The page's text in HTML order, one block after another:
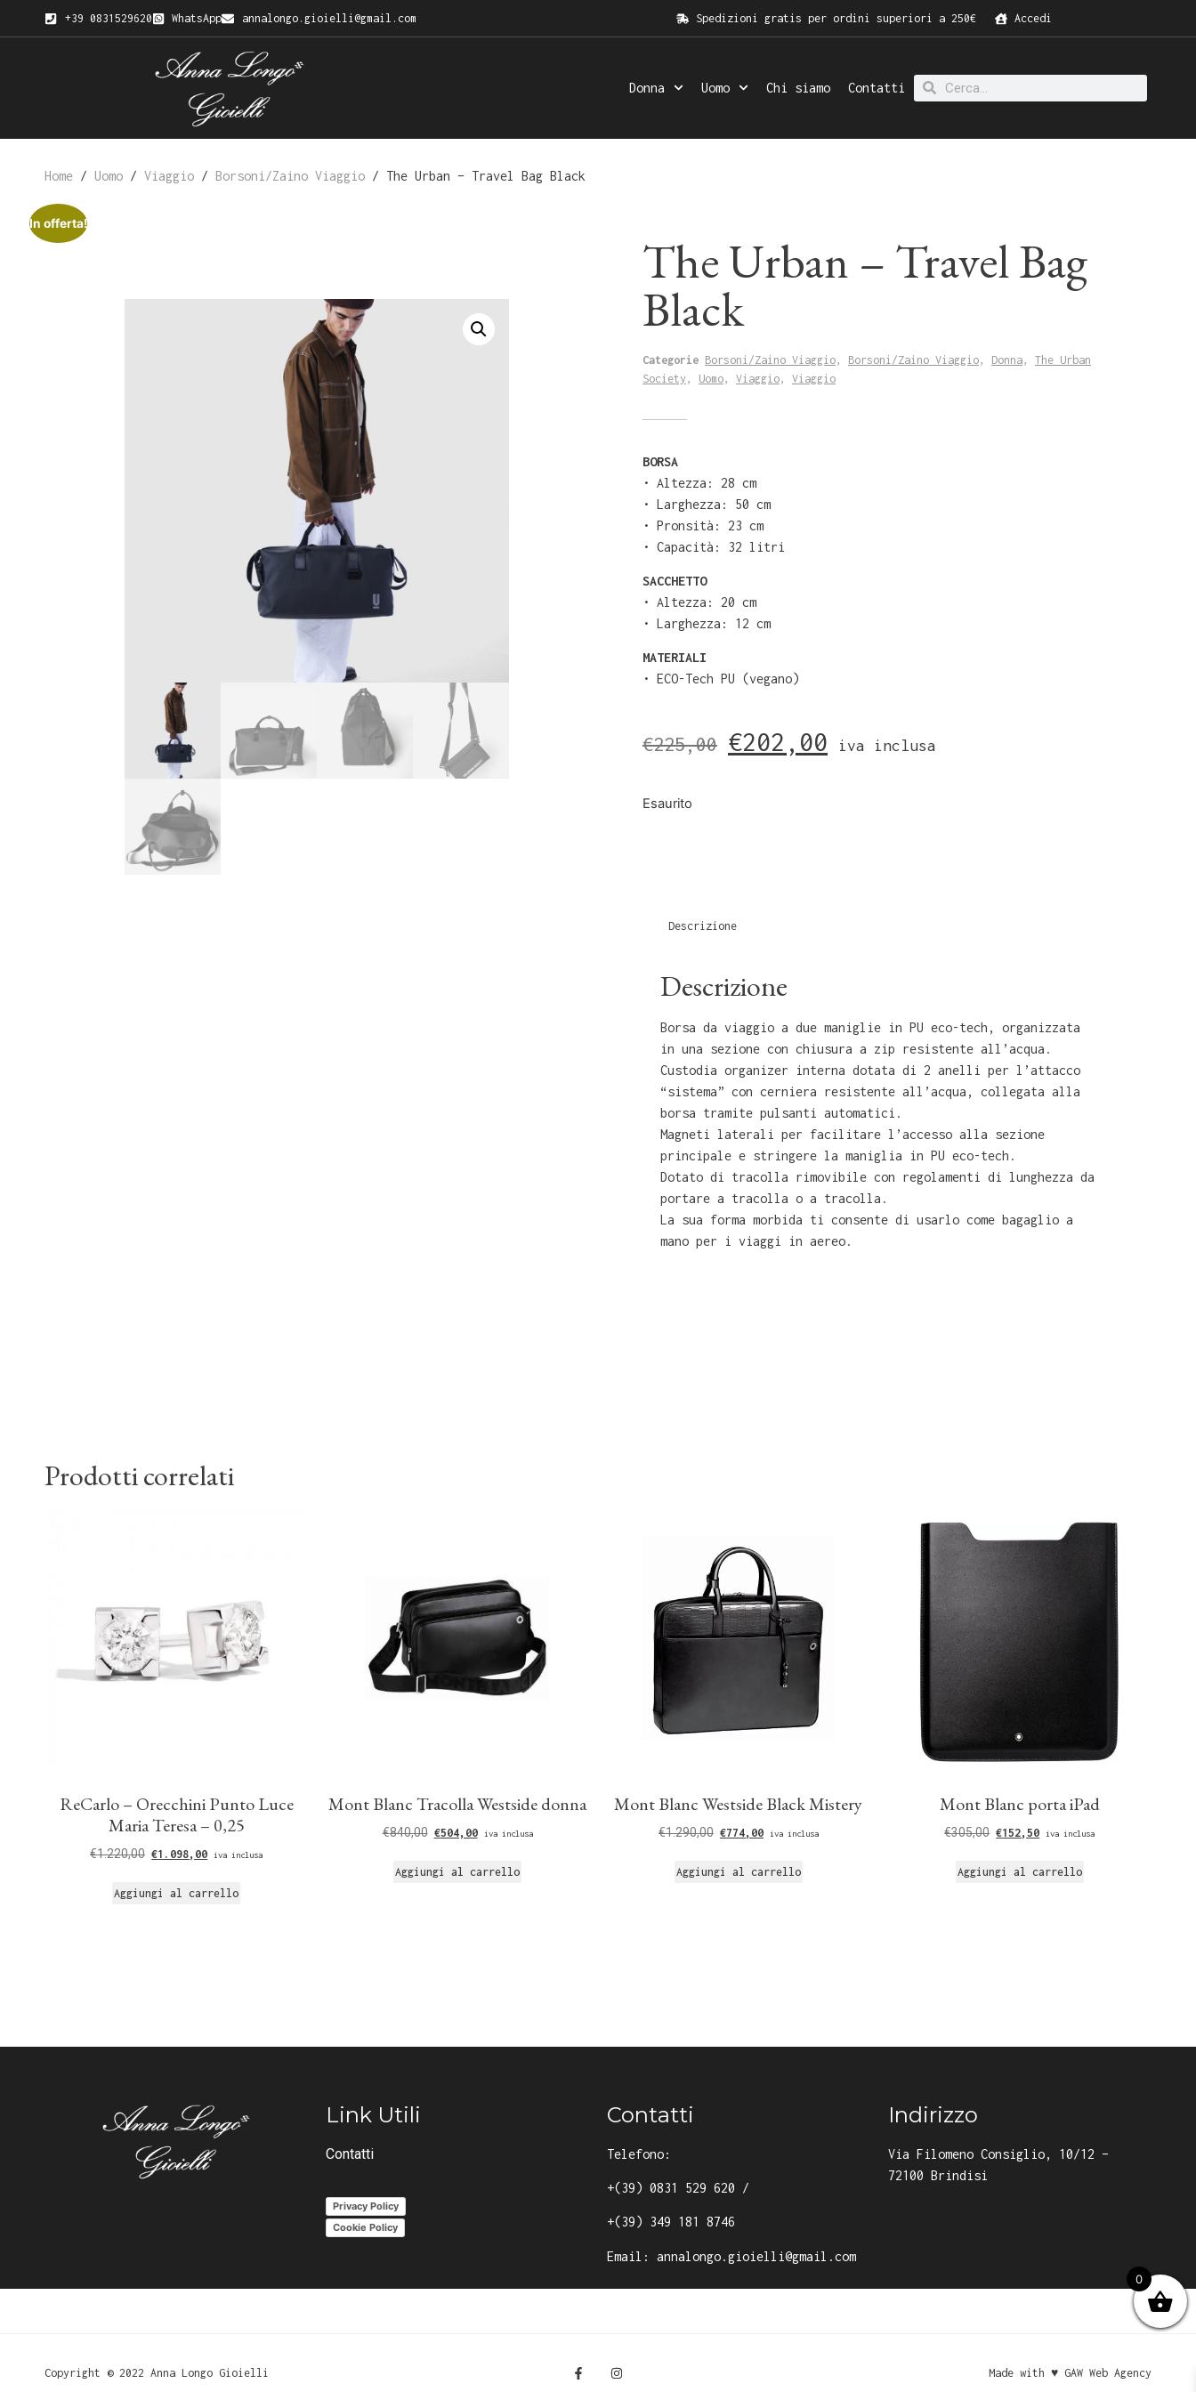
+39 0831529620 WhatsApp annalongo.gioielli@gmail.com Spedizioni gratis per ordini superiori a 250€ Accedi
Donna Uomo Chi siamo Contatti
Home / Uomo /Viaggio / Borsoni/Zaino Viaggio / The Urban – Travel Bag Black
In offerta!
The Urban – Travel Bag
Black
Categorie Borsoni/Zaino Viaggio, Borsoni/Zaino Viaggio, Donna, The Urban
Society , Uomo, Viaggio, Viaggio
BORSA
⁠•⁠ ⁠Altezza: 28 cm
•⁠ ⁠Larghezza: 50 cm
•⁠ ⁠Pronsità: 23 cm
•⁠ Capacità: 32 litri
SACCHETTO
•⁠ ⁠Altezza: 20 cm
•⁠ ⁠Larghezza: 12 cm
MATERIALI
•⁠ ECO-Tech PU (vegano)
€225,00 €202,00 iva inclusa
Esaurito
Descrizione
Descrizione
Borsa da viaggio a due maniglie in PU eco-tech, organizzata
in una sezione con chiusura a zip resistente all’acqua.
Custodia organizer interna dotata di 2 anelli per l’attacco
“sistema” con cerniera resistente all’acqua, collegata alla
borsa tramite pulsanti automatici.
Magneti laterali per facilitare l’accesso alla sezione
principale e stringere la maniglia in PU eco-tech.
Dotato di tracolla rimovibile con regolamenti di lunghezza da
portare a tracolla o a tracolla.
La sua forma morbida ti consente di usarlo come bagaglio a
mano per i viaggi in aereo.
Prodotti correlati
ReCarlo – Orecchini Punto Luce
Maria Teresa – 0,25
€1.220,00 €1.098,00 iva inclusa
Aggiungi al carrello
Mont Blanc Tracolla Westside donna
€840,00 €504,00 iva inclusa
Aggiungi al carrello
Mont Blanc Westside Black Mistery
€1.290,00 €774,00 iva inclusa
Aggiungi al carrello
Mont Blanc porta iPad
€305,00 €152,50 iva inclusa
Aggiungi al carrello
Link Utili
Contatti
Privacy Policy
Cookie Policy
Contatti
Telefono:
+(39) 0831 529 620 /
+(39) 349 181 8746
Email: annalongo.gioielli@gmail.com
Indirizzo
Via Filomeno Consiglio, 10/12 –
72100 Brindisi
Copyright © 2022 Anna Longo Gioielli Made with ♥ GAW Web Agency
0